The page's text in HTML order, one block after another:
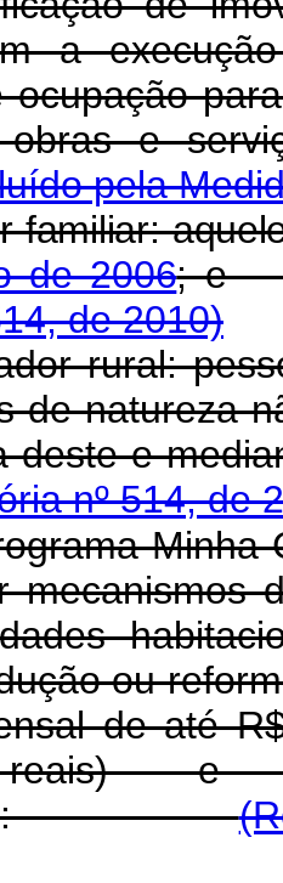
a
ocupação
e
pela
familiar:
de 2006;
de 2010)
rural:
de natureza
deste e
nº 514, de
Minha
mecanismos
ou
de até
reais) e